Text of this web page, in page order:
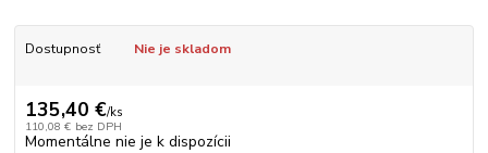
Dostupnosť Nie je skladom
135,40 €/ks
110,08 € bez DPH
Momentálne nie je k dispozícii